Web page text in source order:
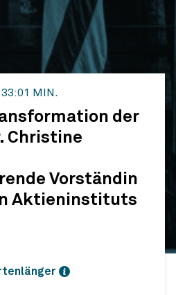
33:01 MIN.
der
Christine
Vorständin
Aktieninstituts